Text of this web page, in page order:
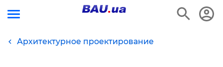
Архитектурное проектирование